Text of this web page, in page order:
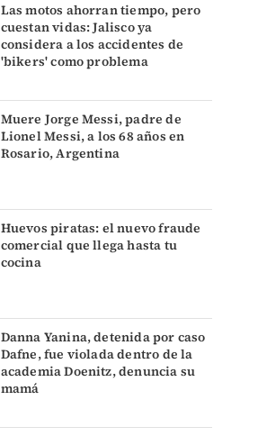
Las motos ahorran tiempo, pero
cuestan vidas: Jalisco ya
considera a los accidentes de
'bikers' como problema
Muere Jorge Messi, padre de
Lionel Messi, a los 68 años en
Rosario, Argentina
Huevos piratas: el nuevo fraude
comercial que llega hasta tu
cocina
Danna Yanina, detenida por caso
Dafne, fue violada dentro de la
academia Doenitz, denuncia su
mamá